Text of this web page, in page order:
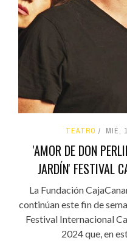
TEATRO MIÉ,
'AMOR DE DON
JARDÍN' FESTIVAL
La Fundación
continúan este fin de
Festival Internacional
2024 que, en